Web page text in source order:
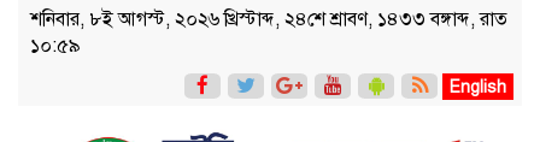
শনিবার, ৮ই আগস্ট, ২০২৬ খ্রিস্টাব্দ, ২৪শে শ্রাবণ, ১৪৩৩ বঙ্গাব্দ, রাত
১০:৫৯
English